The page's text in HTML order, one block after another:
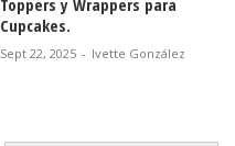
Toppers y Wrappers para
Cupcakes.
Sept 22, 2025 - Ivette González